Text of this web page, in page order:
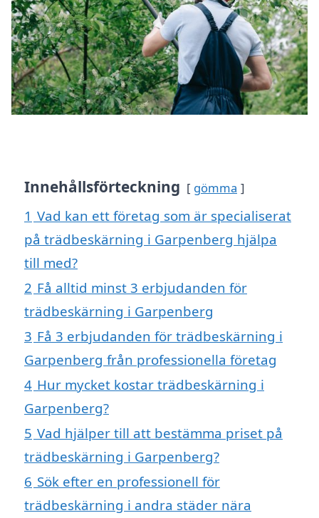
Innehållsförteckning gömma
1 Vad kan ett företag som är specialiserat
på trädbeskärning i Garpenberg hjälpa
till med?
2 Få alltid minst 3 erbjudanden för
trädbeskärning i Garpenberg
3 Få 3 erbjudanden för trädbeskärning i
Garpenberg från professionella företag
4 Hur mycket kostar trädbeskärning i
Garpenberg?
5 Vad hjälper till att bestämma priset på
trädbeskärning i Garpenberg?
6 Sök efter en professionell för
trädbeskärning i andra städer nära